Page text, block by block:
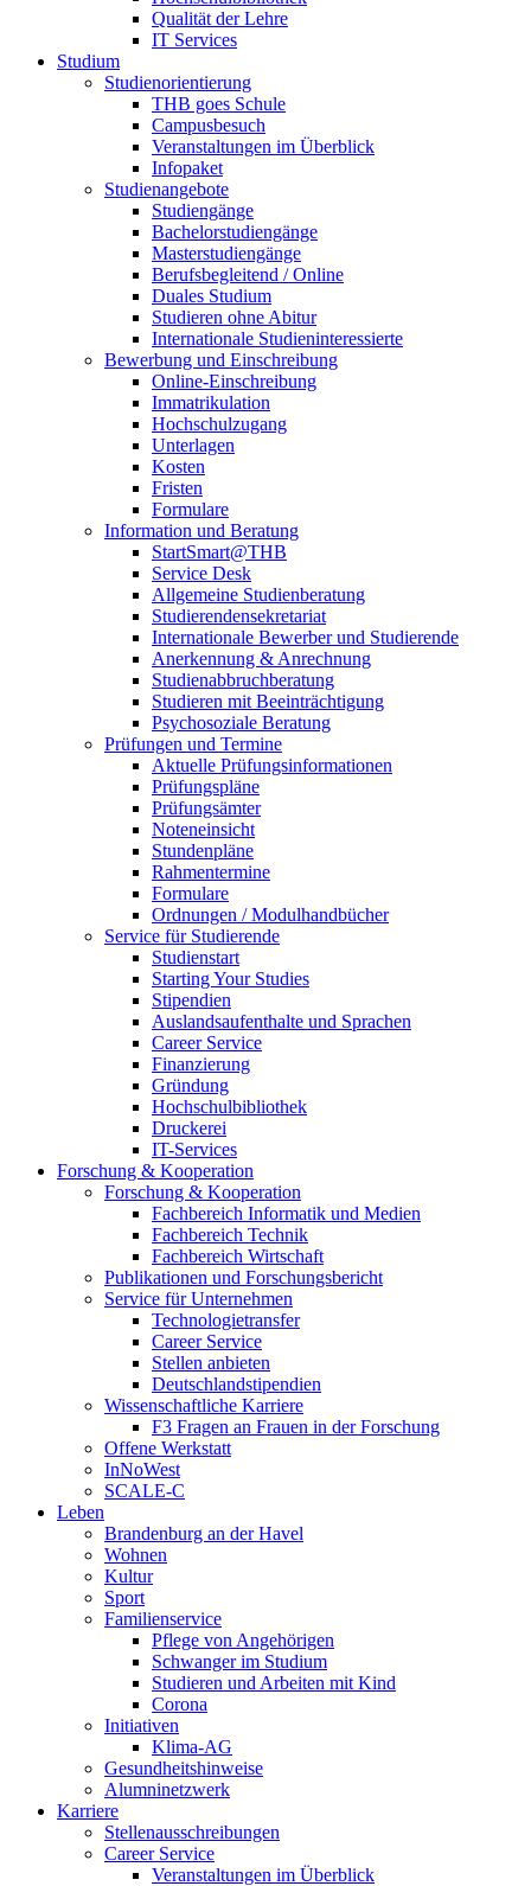
Qualität der Lehre
IT Services
Studium
Studienorientierung
THB goes Schule
Campusbesuch
Veranstaltungen im Überblick
Infopaket
Studienangebote
Studiengänge
Bachelorstudiengänge
Masterstudiengänge
Berufsbegleitend / Online
Duales Studium
Studieren ohne Abitur
Internationale Studieninteressierte
Bewerbung und Einschreibung
Online-Einschreibung
Immatrikulation
Hochschulzugang
Unterlagen
Kosten
Fristen
Formulare
Information und Beratung
StartSmart@THB
Service Desk
Allgemeine Studienberatung
Studierendensekretariat
Internationale Bewerber und Studierende
Anerkennung & Anrechnung
Studienabbruchberatung
Studieren mit Beeinträchtigung
Psychosoziale Beratung
Prüfungen und Termine
Aktuelle Prüfungsinformationen
Prüfungspläne
Prüfungsämter
Noteneinsicht
Stundenpläne
Rahmentermine
Formulare
Ordnungen / Modulhandbücher
Service für Studierende
Studienstart
Starting Your Studies
Stipendien
Auslandsaufenthalte und Sprachen
Career Service
Finanzierung
Gründung
Hochschulbibliothek
Druckerei
IT-Services
Forschung & Kooperation
Forschung & Kooperation
Fachbereich Informatik und Medien
Fachbereich Technik
Fachbereich Wirtschaft
Publikationen und Forschungsbericht
Service für Unternehmen
Technologietransfer
Career Service
Stellen anbieten
Deutschlandstipendien
Wissenschaftliche Karriere
F3 Fragen an Frauen in der Forschung
Offene Werkstatt
InNoWest
SCALE-C
Leben
Brandenburg an der Havel
Wohnen
Kultur
Sport
Familienservice
Pflege von Angehörigen
Schwanger im Studium
Studieren und Arbeiten mit Kind
Corona
Initiativen
Klima-AG
Gesundheitshinweise
Alumninetzwerk
Karriere
Stellenausschreibungen
Career Service
Veranstaltungen im Überblick